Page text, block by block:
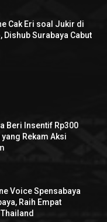
Cak Eri soal Jukir di
Surabaya Cabut
Beri Insentif Rp300
Rekam Aksi
Voice Spensabaya
Raih Empat